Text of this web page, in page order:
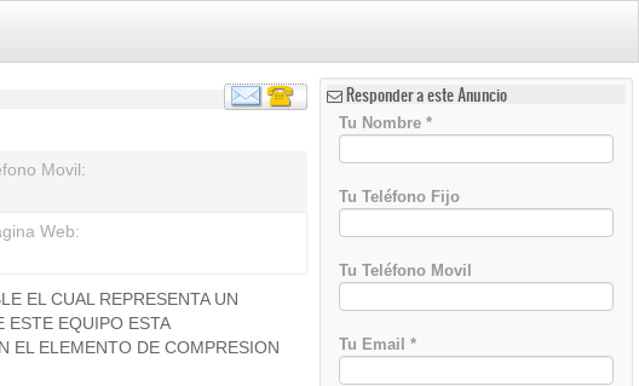
Movil:
Web:
EL CUAL REPRESENTA UN
ESTE EQUIPO ESTA
EL ELEMENTO DE COMPRESION
Responder a este Anuncio
Tu Nombre*
Tu Teléfono Fijo
Tu Teléfono Movil
Tu Email*